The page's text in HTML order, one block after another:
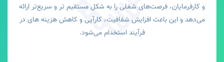
و کارفرمایان، فرصت‌های شغلی را به شکل مستقیم تر و سریع‌تر ارائه
می‌دهد و این باعث افزایش شفافیت، کارآیی و کاهش هزینه های در
فرآیند استخدام می‌شود.